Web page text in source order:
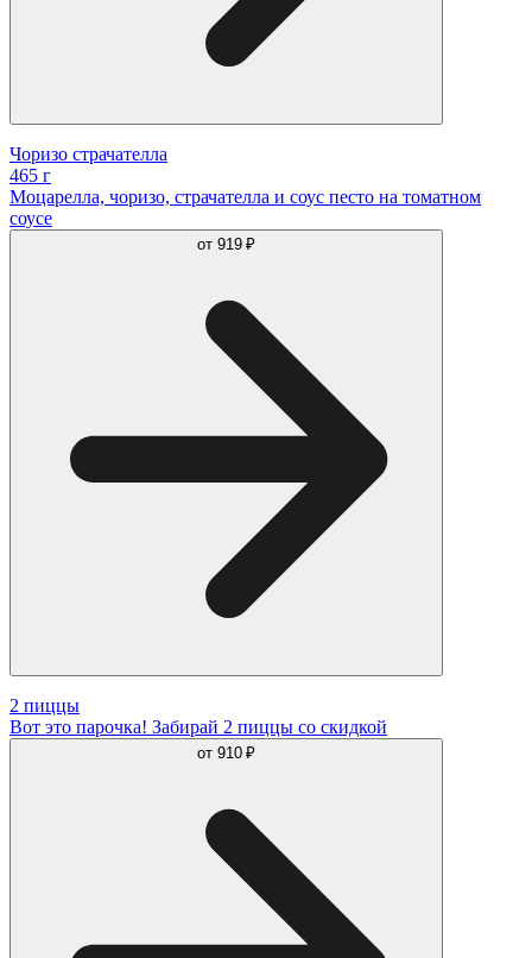
Чоризо страчателла
465 г
Моцарелла, чоризо, страчателла и соус песто на томатном
соусе
от 919 ₽
2 пиццы
Вот это парочка! Забирай 2 пиццы со скидкой
от 910 ₽